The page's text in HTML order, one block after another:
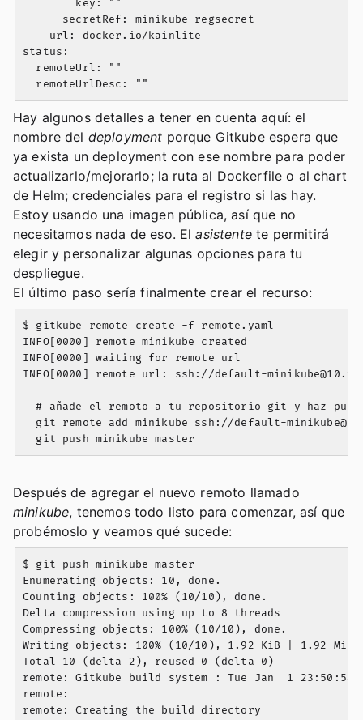
        key: ""
      secretRef: minikube-regsecret
    url: docker.io/kainlite
status:
  remoteUrl: ""
Hay algunos detalles a tener en cuenta aquí: el
nombre del deployment porque Gitkube espera que
ya exista un deployment con ese nombre para poder
actualizarlo/mejorarlo; la ruta al Dockerfile o al chart
de Helm; credenciales para el registro si las hay.
Estoy usando una imagen pública, así que no
necesitamos nada de eso. Elasistentete permitirá
elegir y personalizar algunas opciones para tu
despliegue.
El último paso sería finalmente crear el recurso:
$ gitkube remote create -f remote.yaml
INFO[0000] remote minikube created
INFO[0000] waiting for remote url
INFO[0000] remote url: ssh://default-
# añade el remoto a tu repositorio git y haz
  git remote add minikube ssh://
default-
Después de agregar el nuevo remoto llamado
minikube, tenemos todo listo para comenzar, así que
probémoslo y veamos qué sucede:
$ git push minikube master
Enumerating objects: 10, done.
Counting objects: 100% (10/10), done.
Delta compression using up to 8 threads
Compressing objects: 100% (10/10), done.
Writing objects: 100% (10/10), 1.92 KiB | 1.92 MiB/
Total 10 (delta 2), reused 0 (delta 0)
remote: Gitkube build system : Tue Jan  1
remote:
remote: Creating the build directory